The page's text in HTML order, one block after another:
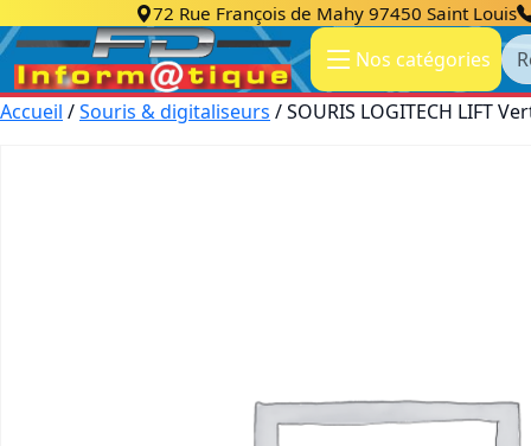
72 Rue François de Mahy 97450 Saint Louis
Nos catégories
Accueil /Souris & digitaliseurs / SOURIS LOGITECH LIFT